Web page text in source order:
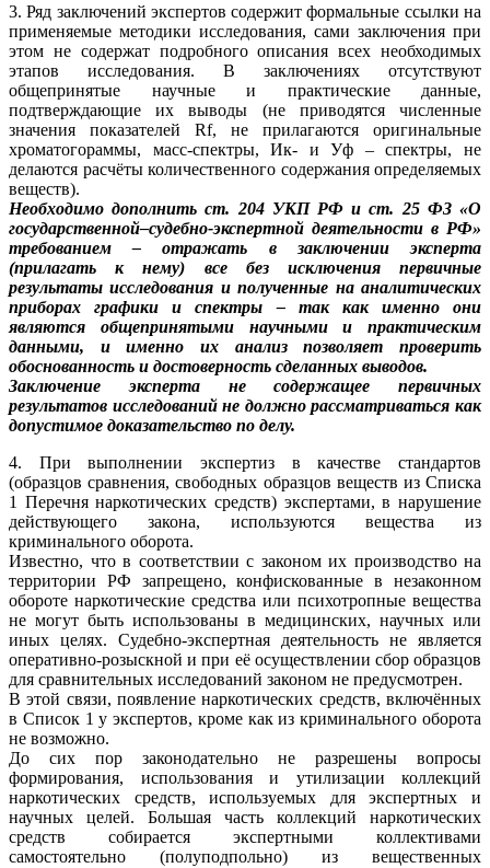
3. Ряд заключений экспертов содержит формальные ссылки на
применяемые методики исследования, сами заключения при
этом не содержат подробного описания всех необходимых
этапов исследования. В заключениях отсутствуют
общепринятые научные и практические данные,
подтверждающие их выводы (не приводятся численные
значения показателей Rf, не прилагаются оригинальные
хроматогораммы, масс-спектры, Ик- и Уф – спектры, не
делаются расчёты количественного содержания определяемых
веществ).
Необходимо дополнить ст. 204 УКП РФ и ст. 25 ФЗ «О
государственной–судебно-экспертной деятельности в РФ»
требованием – отражать в заключении эксперта
(прилагать к нему) все без исключения первичные
результаты исследования и полученные на аналитических
приборах графики и спектры – так как именно они
являются общепринятыми научными и практическим
данными, и именно их анализ позволяет проверить
обоснованность и достоверность сделанных выводов.
Заключение эксперта не содержащее первичных
результатов исследований не должно рассматриваться как
допустимое доказательство по делу.
4. При выполнении экспертиз в качестве стандартов
(образцов сравнения, свободных образцов веществ из Списка
1 Перечня наркотических средств) экспертами, в нарушение
действующего закона, используются вещества из
криминального оборота.
Известно, что в соответствии с законом их производство на
территории РФ запрещено, конфискованные в незаконном
обороте наркотические средства или психотропные вещества
не могут быть использованы в медицинских, научных или
иных целях. Судебно-экспертная деятельность не является
оперативно-розыскной и при её осуществлении сбор образцов
для сравнительных исследований законом не предусмотрен.
В этой связи, появление наркотических средств, включённых
в Список 1 у экспертов, кроме как из криминального оборота
не возможно.
До сих пор законодательно не разрешены вопросы
формирования, использования и утилизации коллекций
наркотических средств, используемых для экспертных и
научных целей. Большая часть коллекций наркотических
средств собирается экспертными коллективами
самостоятельно (полуподпольно) из вещественных